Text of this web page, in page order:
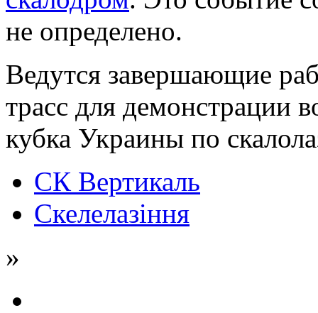
не определено.
Ведутся завершающие
трасс для демонстрации
кубка Украины по
СК Вертикаль
Скелелазіння
»